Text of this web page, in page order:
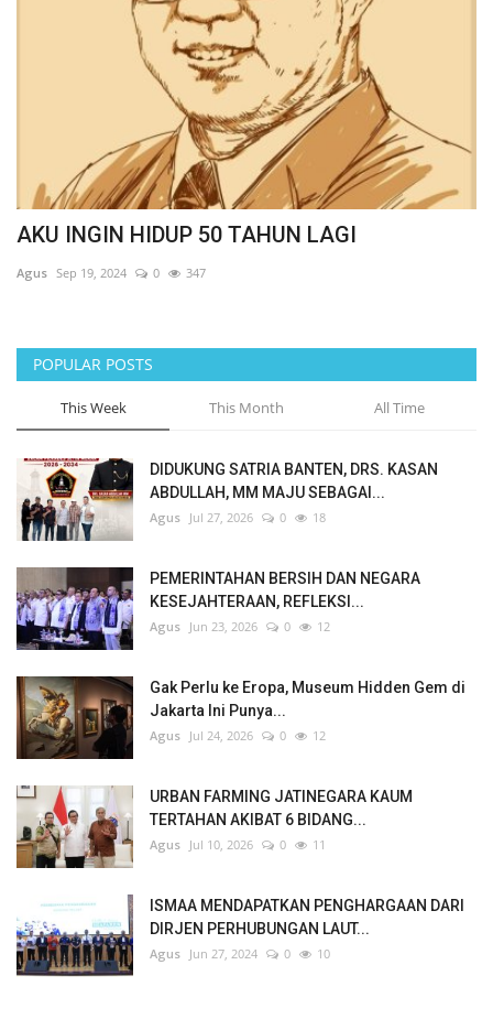
AKU INGIN HIDUP 50 TAHUN LAGI
Agus Sep 19, 2024 0 347
POPULAR POSTS
This Week This Month All Time
DIDUKUNG SATRIA BANTEN, DRS. KASAN
ABDULLAH, MM MAJU SEBAGAI...
Agus Jul 27, 2026 0 18
PEMERINTAHAN BERSIH DAN NEGARA
KESEJAHTERAAN, REFLEKSI...
Agus Jun 23, 2026 0 12
Gak Perlu ke Eropa, Museum Hidden Gem di
Jakarta Ini Punya...
Agus Jul 24, 2026 0 12
URBAN FARMING JATINEGARA KAUM
TERTAHAN AKIBAT 6 BIDANG...
Agus Jul 10, 2026 0 11
ISMAA MENDAPATKAN PENGHARGAAN DARI
DIRJEN PERHUBUNGAN LAUT...
Agus Jun 27, 2024 0 10